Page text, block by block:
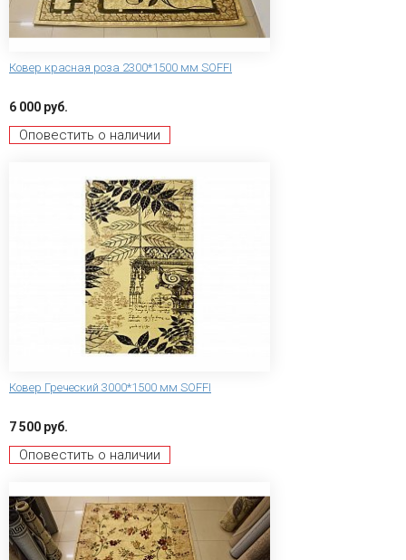
Ковер красная роза 2300*1500 мм SOFFI
6 000 руб.
Оповестить о наличии
Ковер Греческий 3000*1500 мм SOFFI
7 500 руб.
Оповестить о наличии